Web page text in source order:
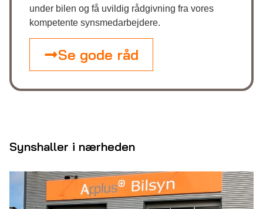
under bilen og få uvildig rådgivning fra vores
kompetente synsmedarbejdere.
Se gode råd
Synshaller i nærheden